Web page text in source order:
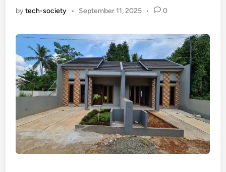
bytech-society • September 11, 2025 • 0